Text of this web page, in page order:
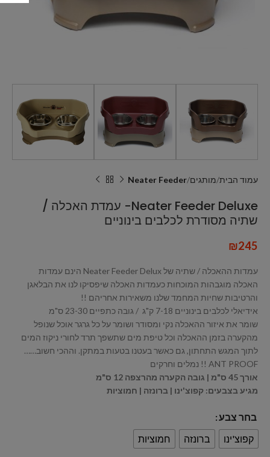
עמוד הבית מותגים Neater Feeder
Neater Feeder Deluxe- עמדת האכלה /
שתיה מסודרת לכלבים בינוניים
₪245
עמדות ההאכלה / שתיה של Neater Feeder Delux הינם עמדות
האכלה מוגבהות המוכחות כעמדות האכלה שיפסיקו לנו את הבלאגן
והרטיבות שחיות המחמד שלנו משאירות אחריהם !!
אידיאלי לכלבים בינוניים 7-18 ק"ג / גובה כתפיים 23-30 ס"מ
שומר את איזור ההאכלה נקי ומסודר ושומר על כל גרגר אוכל שנופל
מהקערה בזמן ההאכלה וכל טיפת מים שתשפך תרד לחורי ניקוז המים
לתוך המגש התחתון, גם כאשר בעטנו בטעות במתקן. וההכי חשוב……
ANT PROOF !! נמלים וחרקים
אורך 45 ס"מ | גובה הקערה מהרצפה 12 ס"מ
מגיע בצבעים: קפוצ'ינו | ברונזה | חמוציות
בחר צבע
קפוצ'ינו
ברונזה חמוציות